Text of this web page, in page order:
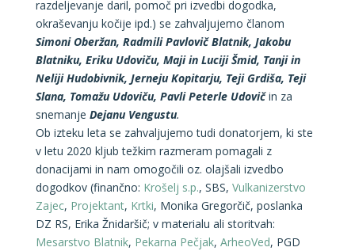
razdeljevanje daril, pomoč pri izvedbi dogodka,
okraševanju kočije ipd.) se zahvaljujemo članom
Simoni Oberžan, Radmili Pavlovič Blatnik, Jakobu
Blatniku, Eriku Udoviču, Maji in Luciji Šmid, Tanji in
Neliji Hudobivnik, Jerneju Kopitarju, Teji Grdiša, Teji
Slana, Tomažu Udoviču, Pavli Peterle Udovičin za
snemanje Dejanu Vengustu.
Ob izteku leta se zahvaljujemo tudi donatorjem, ki ste
v letu 2020 kljub težkim razmeram pomagali z
donacijami in nam omogočili oz. olajšali izvedbo
dogodkov (finančno: Krošelj s.p., SBS, Vulkanizerstvo
Zajec, Projektant, Krtki, Monika Gregorčič, poslanka
DZ RS, Erika Žnidaršič; v materialu ali storitvah:
Mesarstvo Blatnik, Pekarna Pečjak, ArheoVed, PGD